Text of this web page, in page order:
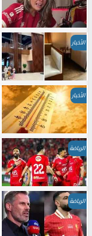
الأخبار
الأخبار
الرياضة
الرياضة